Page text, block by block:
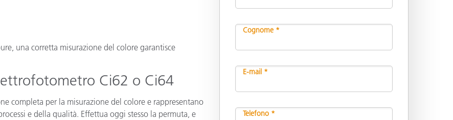
Materiali per l’edilizia
una corretta misurazione del colore garantisce
Ci62 o Ci64
completa per la misurazione del colore e rappresentano
e della qualità. Effettua oggi stesso la permuta, e
Cognome *
E-mail *
Telefono *